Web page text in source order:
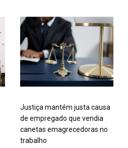
Justiça mantém justa causa
de empregado que vendia
canetas emagrecedoras no
trabalho